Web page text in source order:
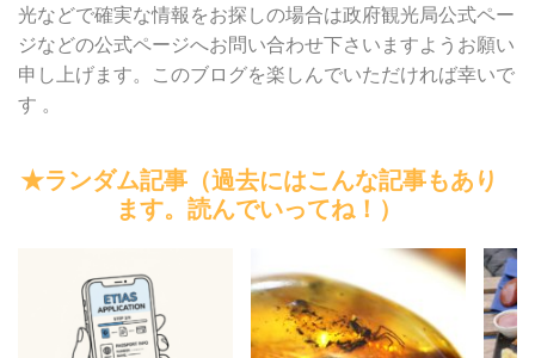
光などで確実な情報をお探しの場合は政府観光局公式ペー
ジなどの公式ページへお問い合わせ下さいますようお願い
申し上げます。このブログを楽しんでいただければ幸いで
す 。
★ランダム記事（過去にはこんな記事もあり
ます。読んでいってね！）